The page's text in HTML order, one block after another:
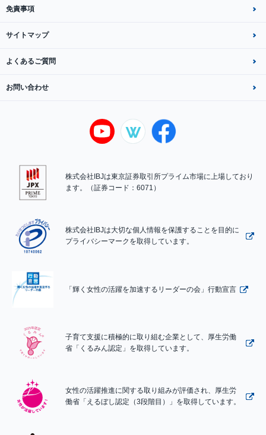
免責事項
サイトマップ
よくあるご質問
お問い合わせ
株式会社IBJは東京証券取引所プライム市場に上場しており
ます。（証券コード：6071）
株式会社IBJは大切な個人情報を保護することを目的に
プライバシーマークを取得しています。
「輝く女性の活躍を加速するリーダーの会」行動宣言
子育て支援に積極的に取り組む企業として、厚生労働
省「くるみん認定」を取得しています。
女性の活躍推進に関する取り組みが評価され、厚生労
働省「えるぼし認定（3段階目）」を取得しています。